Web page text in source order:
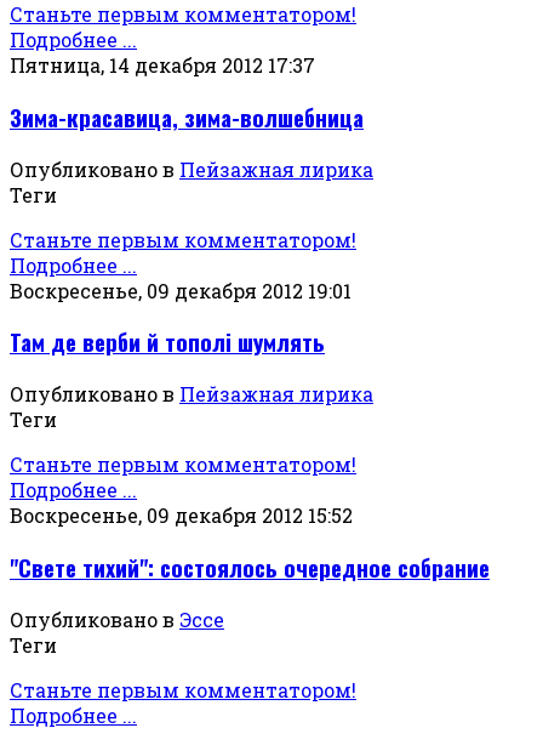
Станьте первым комментатором!
Подробнее ...
Пятница, 14 декабря 2012 17:37
Зима-красавица, зима-волшебница
Опубликовано в Пейзажная лирика
Теги
Станьте первым комментатором!
Подробнее ...
Воскресенье, 09 декабря 2012 19:01
Там де верби й тополi шумлять
Опубликовано в Пейзажная лирика
Теги
Станьте первым комментатором!
Подробнее ...
Воскресенье, 09 декабря 2012 15:52
"Свете тихий": состоялось очередное собрание
Опубликовано в Эссе
Теги
Станьте первым комментатором!
Подробнее ...